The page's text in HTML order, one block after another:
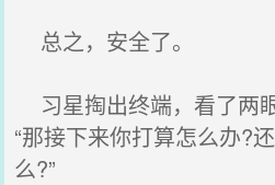
总之，安全了。
习星掏出终端，看了两
“那接下来你打算怎么办?
么?”